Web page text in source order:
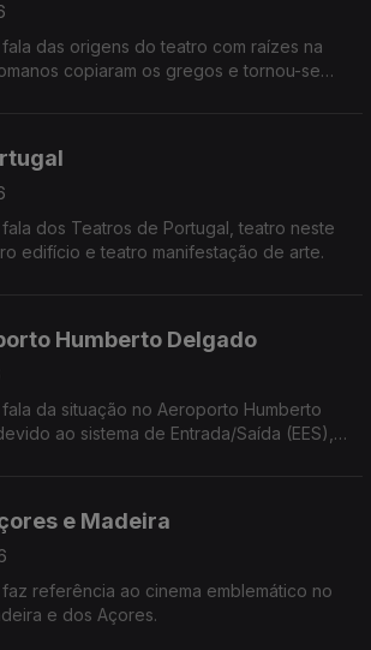
fala das origens do teatro com raízes na
copiaram os gregos e tornou-se
fala dos Teatros de Portugal, teatro neste
edifício e teatro manifestação de arte.
Humberto Delgado
da situação no Aeroporto Humberto
ao sistema de Entrada/Saída (EES),
e Madeira
faz referência ao cinema emblemático no
e dos Açores.